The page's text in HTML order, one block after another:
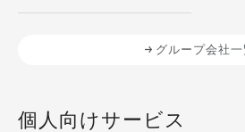
グループ会社一
個人向けサービス